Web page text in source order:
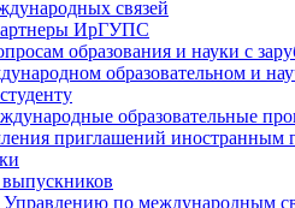
связей
ИрГУПС
образования и науки с
образовательном и
образовательные
приглашений
Управлению по международным